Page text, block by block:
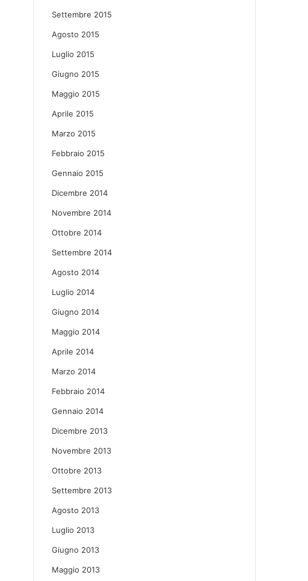
Settembre 2015
Agosto 2015
Luglio 2015
Giugno 2015
Maggio 2015
Aprile 2015
Marzo 2015
Febbraio 2015
Gennaio 2015
Dicembre 2014
Novembre 2014
Ottobre 2014
Settembre 2014
Agosto 2014
Luglio 2014
Giugno 2014
Maggio 2014
Aprile 2014
Marzo 2014
Febbraio 2014
Gennaio 2014
Dicembre 2013
Novembre 2013
Ottobre 2013
Settembre 2013
Agosto 2013
Luglio 2013
Giugno 2013
Maggio 2013